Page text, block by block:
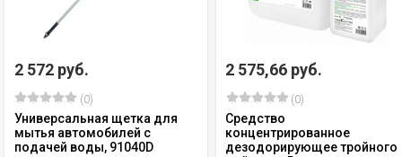
2 572 руб.
(0)
Универсальная щетка для
мытья автомобилей с
подачей воды, 91040D
2 575,66 руб.
(0)
Средство
концентрированное
дезодорирующее тройного